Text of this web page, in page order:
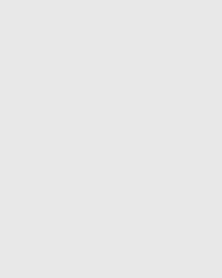
クーポン】
ラ＆テンキー
トパソコン
Corei5 第8世
ップパソコン 27型フ
Office付き 第4世代
SSD512GB USB3.0
ホワイト/ブラック/ブ
ーで最大全額
元｜8/11ま
｜エイスース
で音が聞け
てずかん1000
じめて図鑑
も 0歳 1歳 2